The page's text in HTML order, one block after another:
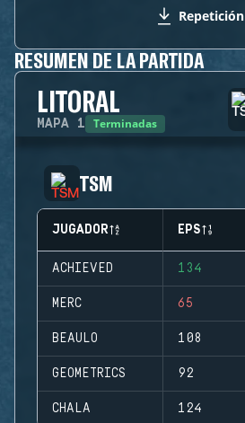
Repetición
RESUMEN DE LA PARTIDA
LITORAL
MAPA 1 Terminadas
TSM
JUGADOR EPS
ACHIEVED 134
MERC 65
BEAULO 108
GEOMETRICS 92
CHALA 124